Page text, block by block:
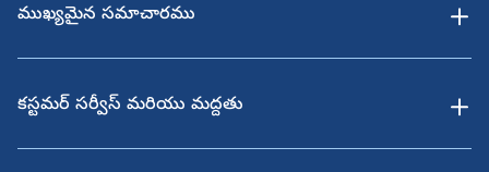
ముఖ్యమైన సమాచారము
కస్టమర్ సర్వీస్ మరియు మద్దతు